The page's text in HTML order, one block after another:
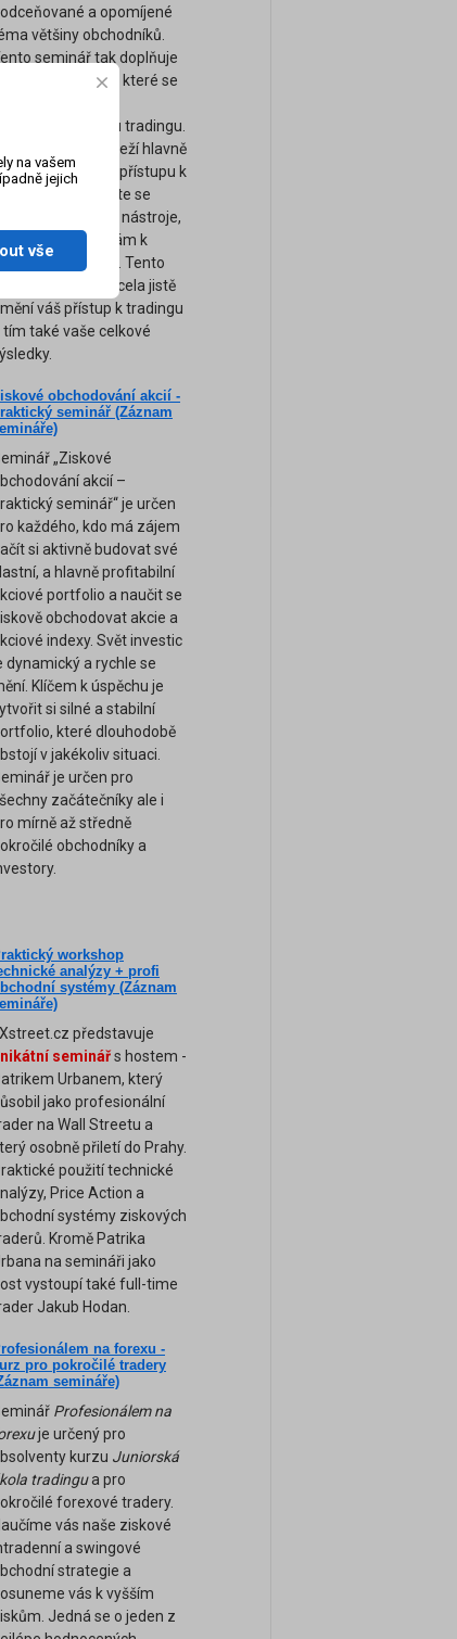
a opomíjené
většiny obchodníků.
seminář tak doplňuje
naše ostatní kurzy, které se
technickou stránku tradingu.
Úspěch tradera záleží hlavně
jeho psychice a přístupu k
obchodování. Přijďte se
naučit ty nejsilnější nástroje,
tipy a rady, které vám k
úspěchu pomohou. Tento
unikátní seminář zcela jistě
váš přístup k tradingu
tím také vaše celkové
obchodování akcií -
seminář (Záznam
„Ziskové
akcií –
seminář“ je určen
každého, kdo má zájem
si aktivně budovat své
a hlavně profitabilní
portfolio a naučit se
obchodovat akcie a
indexy. Svět investic
dynamický a rychle se
Klíčem k úspěchu je
si silné a stabilní
které dlouhodobě
v jakékoliv situaci.
je určen pro
začátečníky ale i
mírně až středně
obchodníky a
workshop
analýzy + profi
systémy (Záznam
představuje
seminářs hostem -
Urbanem, který
jako profesionální
na Wall Streetu a
osobně přiletí do Prahy.
použití technické
Price Action a
systémy ziskových
Kromě Patrika
na semináři jako
vystoupí také full-time
Jakub Hodan.
na forexu -
pro pokročilé tradery
semináře)
Profesionálem na
je určený pro
kurzu Juniorská
tradingua pro
forexové tradery.
vás naše ziskové
a swingové
strategie a
vás k vyšším
Jedná se o jeden z
na vašem
jejich
vše